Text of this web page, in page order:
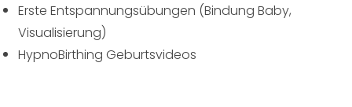
Erste Entspannungsübungen (Bindung Baby,
Visualisierung)
HypnoBirthing Geburtsvideos